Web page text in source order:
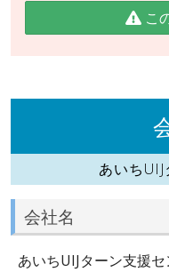
こ
あいち
会社名
あいちUIJターン支援